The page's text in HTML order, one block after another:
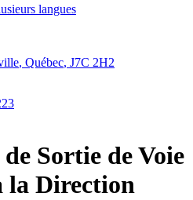
langues
, Québec, J7C 2H2
Sortie de Voie
la Direction